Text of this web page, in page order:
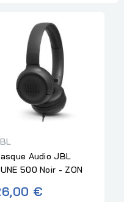
Audio JBL
500 Noir - ZON
€